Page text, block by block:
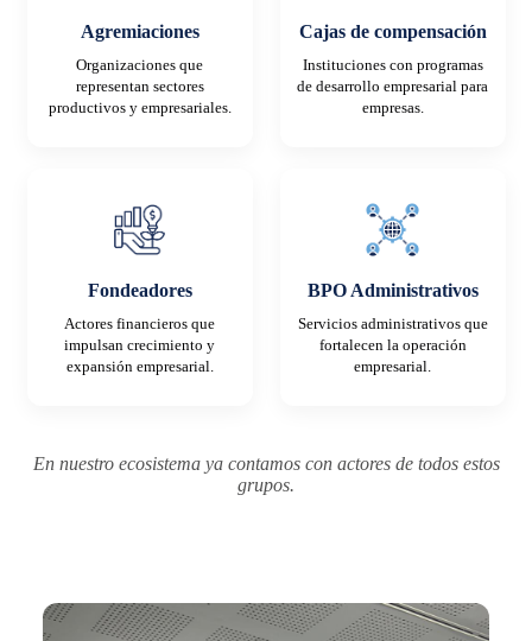
Agremiaciones
Organizaciones que
representan sectores
productivos y empresariales.
Cajas de compensación
Instituciones con programas
de desarrollo empresarial para
empresas.
Fondeadores
Actores financieros que
impulsan crecimiento y
expansión empresarial.
BPO Administrativos
Servicios administrativos que
fortalecen la operación
empresarial.
En nuestro ecosistema ya contamos con actores de todos estos
grupos.